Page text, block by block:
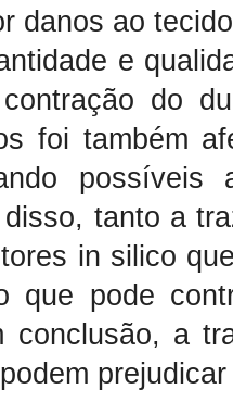
danos ao
e
do
foi também
tanto a
in silico
que pode
conclusão, a